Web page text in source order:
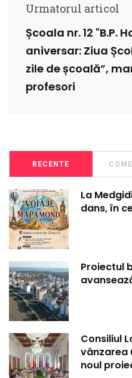
Urmatorul articol
Școala nr. 12 "B.P.
aniversar: Ziua
zile de școală”,
profesori
RECENTE
La
dans, în
Proiectul
Consiliul
vânzarea
noul